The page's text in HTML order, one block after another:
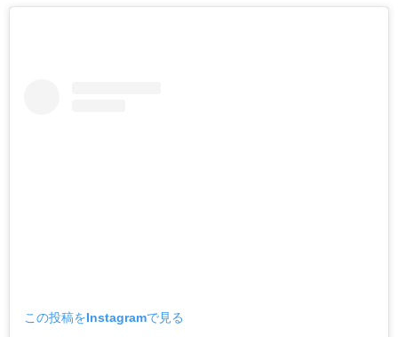
この投稿をInstagramで見る